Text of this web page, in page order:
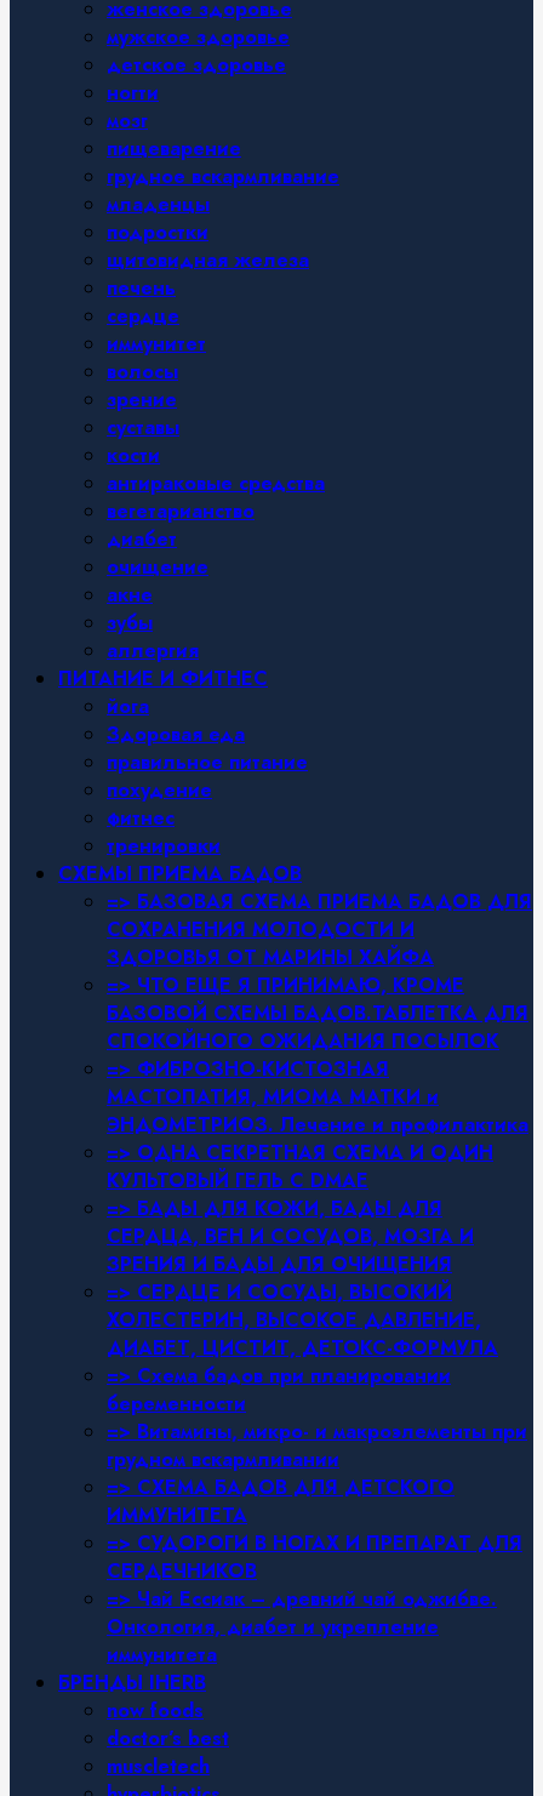
женское здоровье
мужское здоровье
детское здоровье
ногти
мозг
пищеварение
грудное вскармливание
младенцы
подростки
щитовидная железа
печень
сердце
иммунитет
волосы
зрение
суставы
кости
антираковые средства
вегетарианство
диабет
очищение
акне
зубы
аллергия
ПИТАНИЕ И ФИТНЕС
йога
Здоровая еда
правильное питание
похудение
фитнес
тренировки
СХЕМЫ ПРИЕМА БАДОВ
=> БАЗОВАЯ СХЕМА ПРИЕМА БАДОВ ДЛЯ
СОХРАНЕНИЯ МОЛОДОСТИ И
ЗДОРОВЬЯ ОТ МАРИНЫ ХАЙФА
=> ЧТО ЕЩЕ Я ПРИНИМАЮ, КРОМЕ
БАЗОВОЙ СХЕМЫ БАДОВ.ТАБЛЕТКА ДЛЯ
СПОКОЙНОГО ОЖИДАНИЯ ПОСЫЛОК
=> ФИБРОЗНО-КИСТОЗНАЯ
МАСТОПАТИЯ, МИОМА МАТКИ и
ЭНДОМЕТРИОЗ. Лечение и профилактика
=> ОДНА СЕКРЕТНАЯ СХЕМА И ОДИН
КУЛЬТОВЫЙ ГЕЛЬ С DMAE
=> БАДЫ ДЛЯ КОЖИ, БАДЫ ДЛЯ
СЕРДЦА, ВЕН И СОСУДОВ, МОЗГА И
ЗРЕНИЯ И БАДЫ ДЛЯ ОЧИЩЕНИЯ
=> СЕРДЦЕ И СОСУДЫ, ВЫСОКИЙ
ХОЛЕСТЕРИН, ВЫСОКОЕ ДАВЛЕНИЕ,
ДИАБЕТ, ЦИСТИТ, ДЕТОКС-ФОРМУЛА
=> Схема бадов при планировании
беременности
=> Витамины, микро- и макроэлементы при
грудном вскармливании
=> СХЕМА БАДОВ ДЛЯ ДЕТСКОГО
ИММУНИТЕТА
=> СУДОРОГИ В НОГАХ И ПРЕПАРАТ ДЛЯ
СЕРДЕЧНИКОВ
=> Чай Ессиак – древний чай оджибве.
Онкология, диабет и укрепление
иммунитета
БРЕНДЫ IHERB
now foods
doctor’s best
muscletech